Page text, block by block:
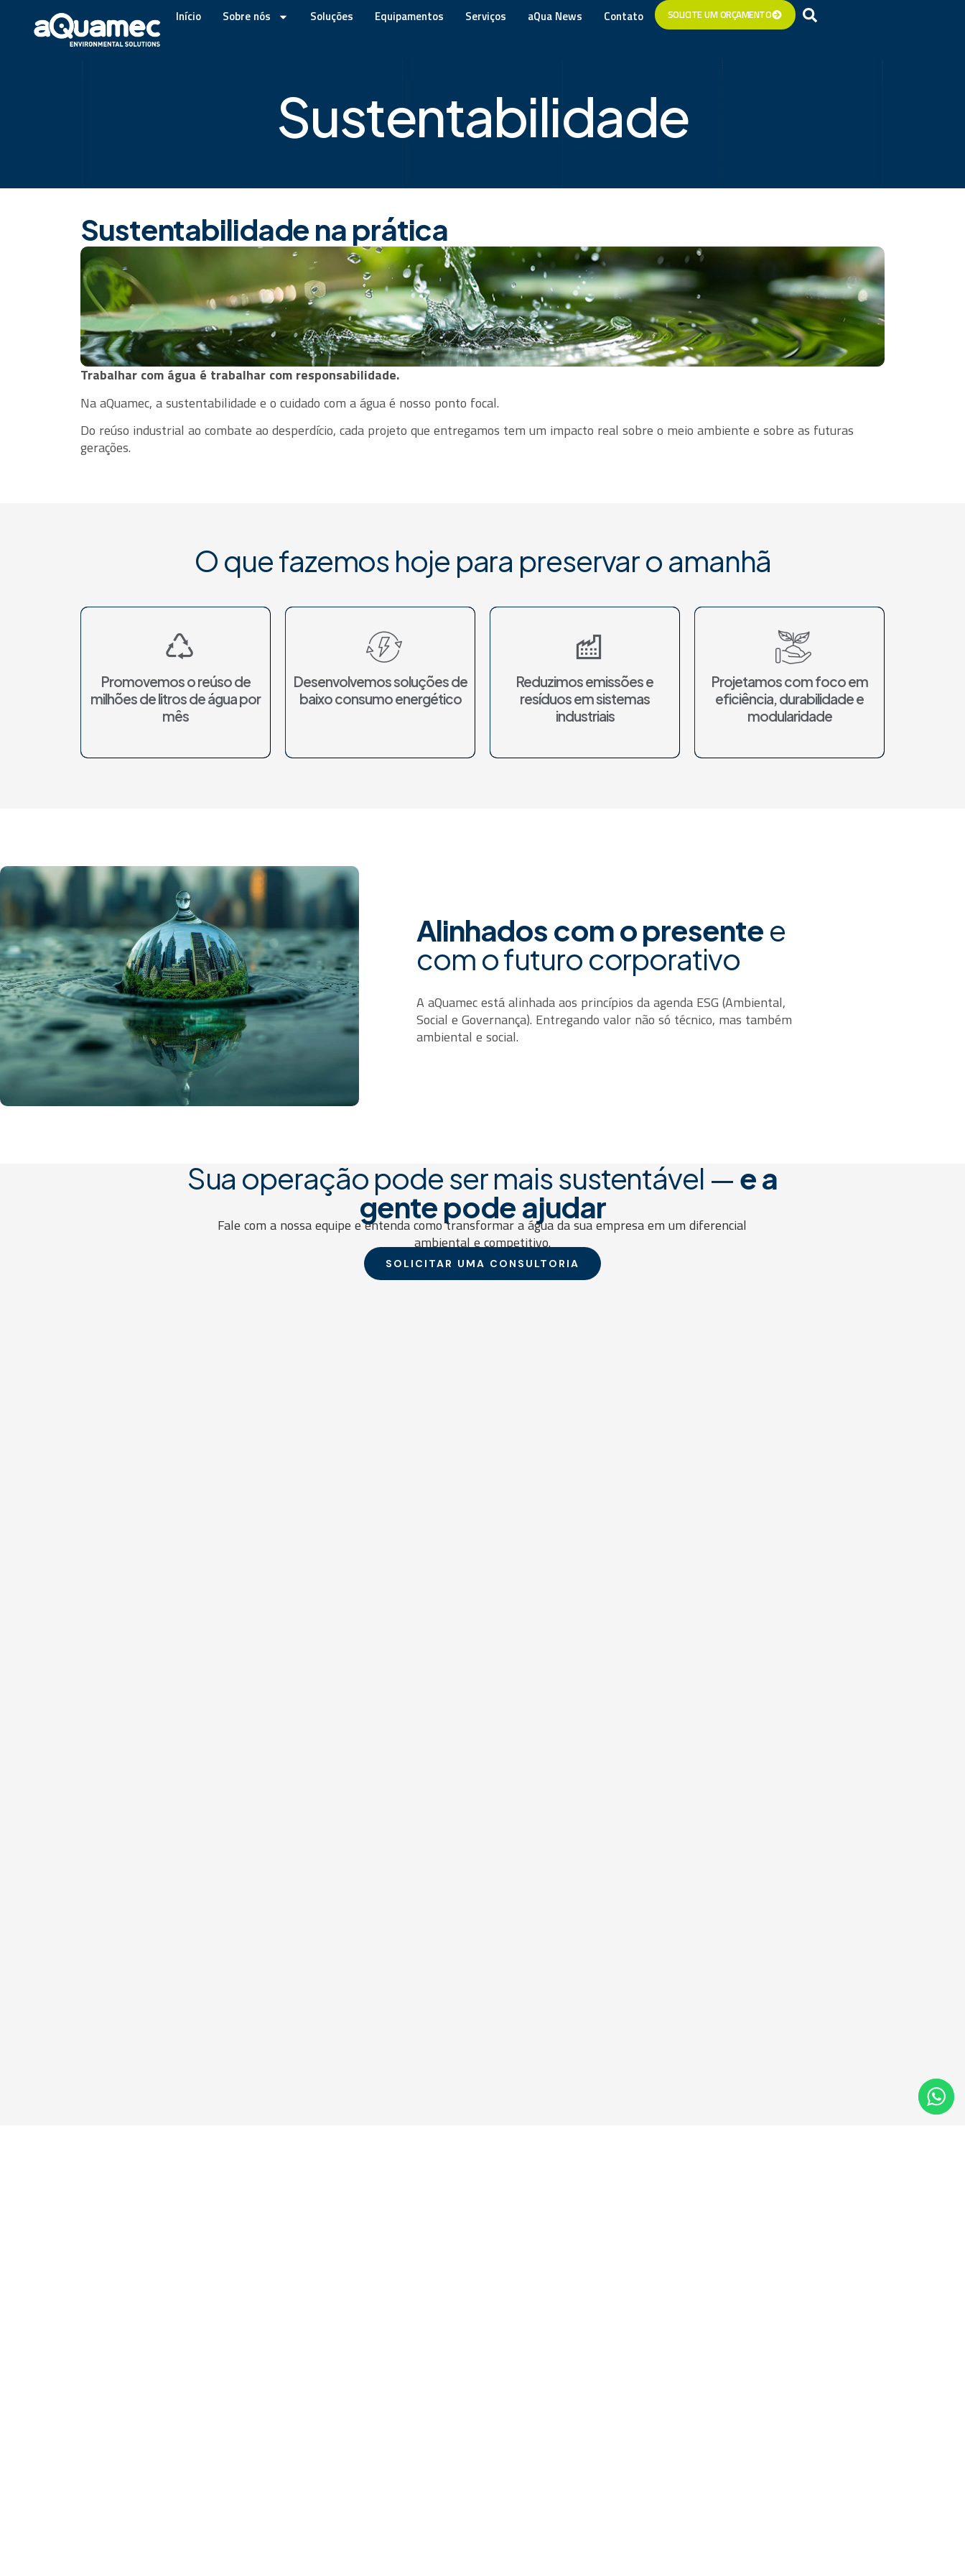
Início Sobre nós Soluções Equipamentos Serviços aQua News Contato SOLICITE UM ORÇAMENTO
Sustentabilidade
Sustentabilidade na prática
Trabalhar com água é trabalhar com responsabilidade.
Na aQuamec, a sustentabilidade e o cuidado com a água é nosso ponto focal.
Do reúso industrial ao combate ao desperdício, cada projeto que entregamos tem um impacto real sobre o meio ambiente e sobre as futuras
gerações.
O que fazemos hoje para preservar o amanhã
Promovemos o reúso de
milhões de litros de água por
mês
Desenvolvemos soluções de
baixo consumo energético
Reduzimos emissões e
resíduos em sistemas
industriais
Projetamos com foco em
eficiência, durabilidade e
modularidade
Alinhados com o presentee
com o futuro corporativo
A aQuamec está alinhada aos princípios da agenda ESG (Ambiental,
Social e Governança). Entregando valor não só técnico, mas também
ambiental e social.
Sua operação pode ser mais sustentável —e a
gente pode ajudar
Fale com a nossa equipe e entenda como transformar a água da sua empresa em um diferencial
ambiental e competitivo.
SOLICITAR UMA CONSULTORIA